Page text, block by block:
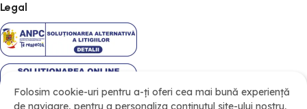
Legal
Folosim cookie-uri pentru a-ți oferi cea mai bună experiență
de navigare, pentru a personaliza conținutul site-ului nostru,